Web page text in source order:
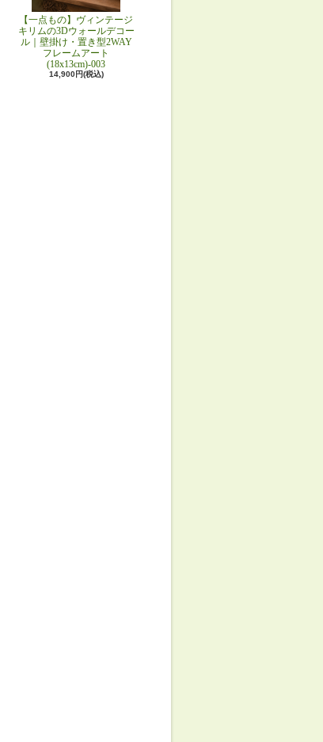
【一点もの】ヴィンテージ
キリムの3Dウォールデコー
ル｜壁掛け・置き型2WAY
フレームアート
(18x13cm)-003
14,900円(税込)